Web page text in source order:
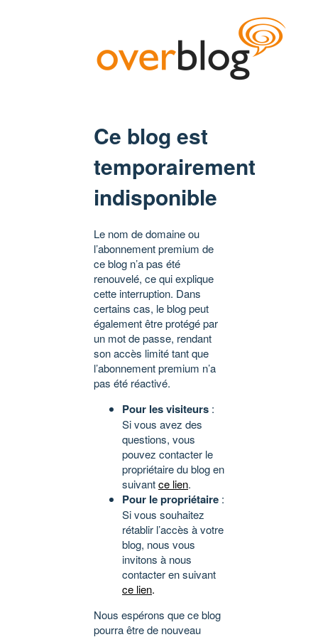
Ce blog est
temporairement
indisponible
Le nom de domaine ou
l’abonnement premium de
ce blog n’a pas été
renouvelé, ce qui explique
cette interruption. Dans
certains cas, le blog peut
également être protégé par
un mot de passe, rendant
son accès limité tant que
l’abonnement premium n’a
pas été réactivé.
Pour les visiteurs :
Si vous avez des
questions, vous
pouvez contacter le
propriétaire du blog en
suivantce lien.
Pour le propriétaire :
Si vous souhaitez
rétablir l’accès à votre
blog, nous vous
invitons à nous
contacter en suivant
ce lien.
Nous espérons que ce blog
pourra être de nouveau